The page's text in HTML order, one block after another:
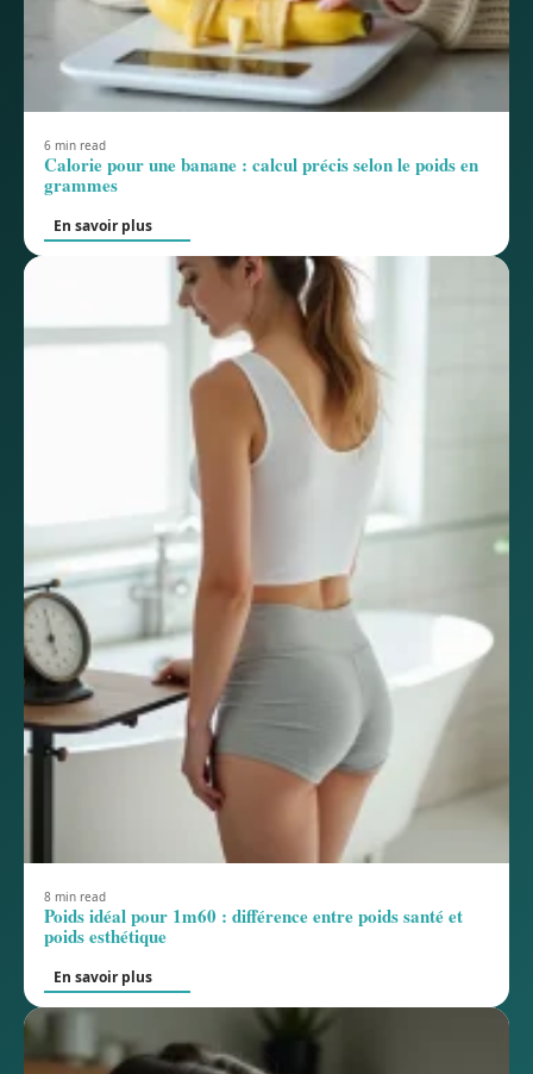
6 min read
Calorie pour une banane : calcul précis selon le poids en
grammes
En savoir plus
8 min read
Poids idéal pour 1m60 : différence entre poids santé et
poids esthétique
En savoir plus